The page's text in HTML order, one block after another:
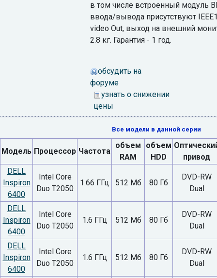
в том числе встроенный модуль
ввода/вывода присутствуют
video Out, выход на внешний
2.8 кг. Гарантия - 1 год.
обсудить на
форуме
узнать о снижении
цены
Все модели в данной серии
Модель Процессор Частота
объем
RAM
объем
HDD
привод
DELL
Inspiron
6400
Intel Core
Duo T2050
1.66 ГГц 512 Мб 80 Гб
DVD-RW
Dual
DELL
Inspiron
6400
Intel Core
Duo T2050
1.6 ГГц 512 Мб 80 Гб
DVD-RW
Dual
DELL
Inspiron
6400
Intel Core
Duo T2050
1.6 ГГц 512 Мб 80 Гб
DVD-RW
Dual